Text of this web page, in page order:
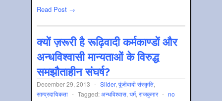
Read Post →
क्यों ज़रूरी है रूढ़िवादी कर्मकाण्डों और
अन्धविश्वासी मान्यताओं के विरुद्ध
समझौताहीन संघर्ष?
December 29, 2013 - Slider, पूंजीवादी संस्‍कृति,
साम्‍प्रदायिकता - Tagged:अन्‍धविश्‍वास, धर्म, राजकुमार - no